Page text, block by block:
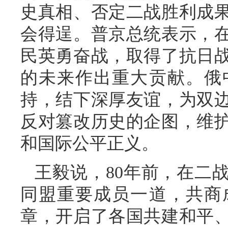
史真相、否定二战胜利成
会得逞。普京总统表示，
民英勇奋战，取得了抗日
的未来作出重大贡献。
持，结下深厚友谊，为双
反对篡改历史的企图，维
和国际公平正义。
王毅说，80年前，在二
同盟重要成员一道，共
章，开启了各国共建和平